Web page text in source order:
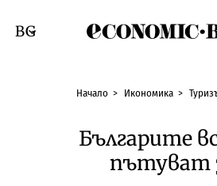
Смяна на език
Начало Икономика
Българите
пътуват